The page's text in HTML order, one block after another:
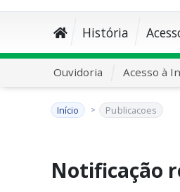
História
Ouvidoria Acesso à
Início Publicacoes
Notificação